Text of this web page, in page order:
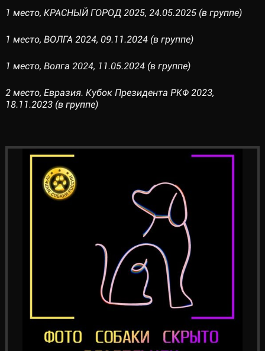
1 место, КРАСНЫЙ ГОРОД 2025, 24.05.2025 (в группе)
1 место, ВОЛГА 2024, 09.11.2024 (в группе)
1 место, Волга 2024, 11.05.2024 (в группе)
2 место, Евразия. Кубок Президента РКФ 2023,
18.11.2023 (в группе)